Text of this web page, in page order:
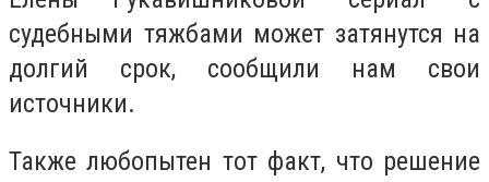
судебными тяжбами может затянутся на
долгий срок, сообщили нам свои
источники.
Также любопытен тот факт, что решение